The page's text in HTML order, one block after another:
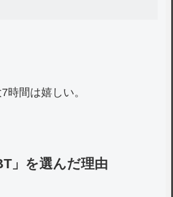
時間は嬉しい。
」を選んだ理由